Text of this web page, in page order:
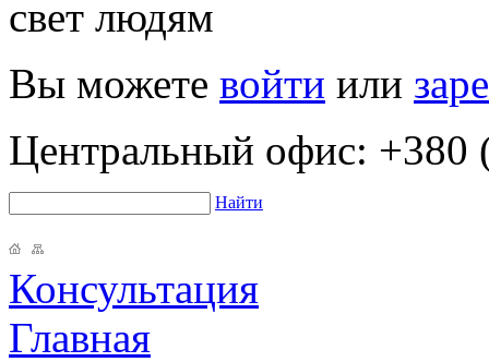
свет людям
Вы можете войти или
Центральный офис: +380
Найти
Консультация
Главная